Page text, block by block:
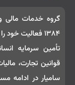
گروه خدمات مالی
۱۳۸۴ فعالیت
تأمین سرمایه
قوانین تجارت،
سامیار در ادامه